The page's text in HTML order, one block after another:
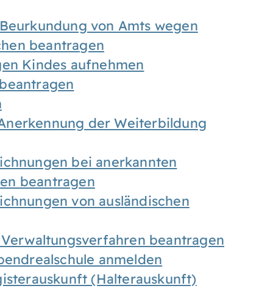
von Amts wegen
beantragen
Kindes aufnehmen
der Weiterbildung
bei anerkannten
beantragen
von ausländischen
beantragen
anmelden
(Halterauskunft)